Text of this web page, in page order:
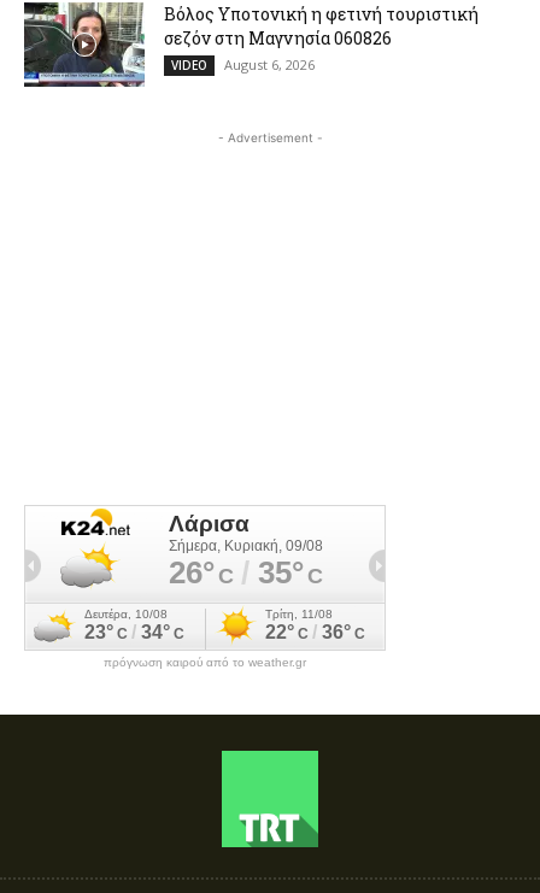
Βόλος Υποτονική η φετινή τουριστική
σεζόν στη Μαγνησία 060826
VIDEO August 6, 2026
- Advertisement -
πρόγνωση καιρού από το weather.gr